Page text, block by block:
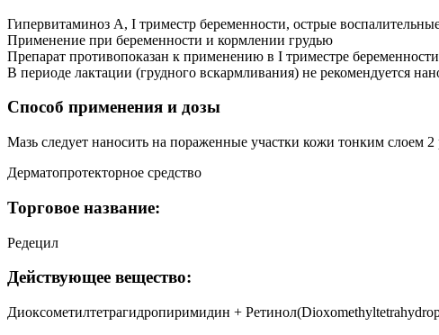
Гипервитаминоз А, I триместр беременности, острые
Применение при беременности и кормлении грудью
Препарат противопоказан к применению в I триместре
В периоде лактации (грудного вскармливания) не рекомендуется
Способ применения и дозы
Мазь следует наносить на пораженные участки кожи тонким слоем
Дерматопротекторное средство
Торговое название:
Редецил
Действующее вещество:
Диоксометилтетрагидропиримидин +